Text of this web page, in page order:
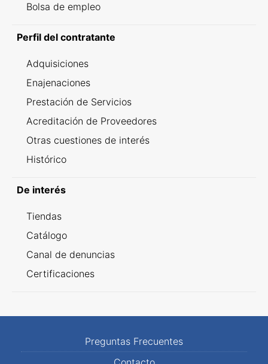
Bolsa de empleo
Perfil del contratante
Adquisiciones
Enajenaciones
Prestación de Servicios
Acreditación de Proveedores
Otras cuestiones de interés
Histórico
De interés
Tiendas
Catálogo
Canal de denuncias
Certificaciones
Preguntas Frecuentes